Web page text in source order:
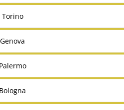
Torino
Genova
Palermo
Bologna